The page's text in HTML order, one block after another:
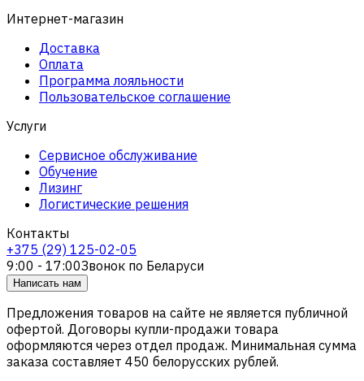
Интернет-магазин
Доставка
Оплата
Программа лояльности
Пользовательское соглашение
Услуги
Сервисное обслуживание
Обучение
Лизинг
Логистические решения
Контакты
+375 (29) 125-02-05
9:00 - 17:00Звонок по Беларуси
Написать нам
Предложения товаров на сайте не является публичной
офертой. Договоры купли-продажи товара
оформляются через отдел продаж. Минимальная сумма
заказа составляет 450 белорусских рублей.